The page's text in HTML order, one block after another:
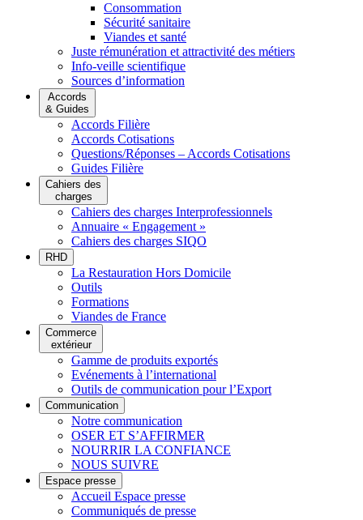
Consommation
Sécurité sanitaire
Viandes et santé
Juste rémunération et attractivité des métiers
Info-veille scientifique
Sources d’information
Accords
& Guides
Accords Filière
Accords Cotisations
Questions/Réponses – Accords Cotisations
Guides Filière
Cahiers des
charges
Cahiers des charges Interprofessionnels
Annuaire « Engagement »
Cahiers des charges SIQO
RHD
La Restauration Hors Domicile
Outils
Formations
Viandes de France
Commerce
extérieur
Gamme de produits exportés
Evénements à l’international
Outils de communication pour l’Export
Communication
Notre communication
OSER ET S’AFFIRMER
NOURRIR LA CONFIANCE
NOUS SUIVRE
Espace presse
Accueil Espace presse
Communiqués de presse